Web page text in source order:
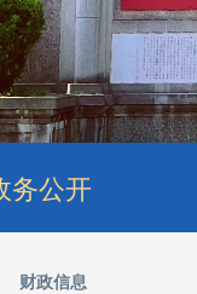
务公开
财政信息